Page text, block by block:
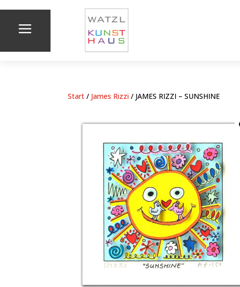
a
Start / James Rizzi / JAMES RIZZI – SUNSHINE